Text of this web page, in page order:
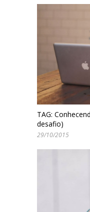
TAG:
desafio)
29/10/2015